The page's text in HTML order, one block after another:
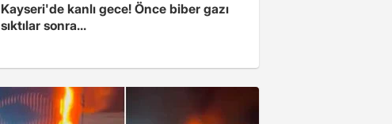
Kayseri'de kanlı gece! Önce biber gazı
sıktılar sonra...